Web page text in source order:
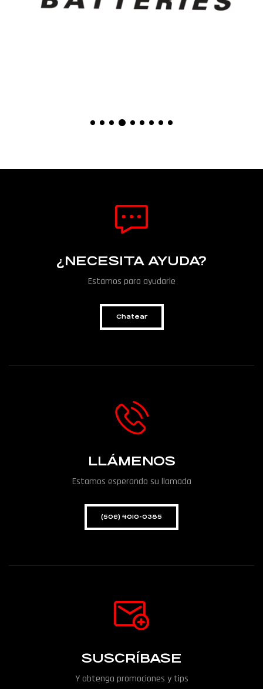
¿NECESITA AYUDA?
Estamos para ayudarle
Chatear
LLÁMENOS
Estamos esperando su llamada
(506) 4010-0385
SUSCRÍBASE
Y obtenga promociones y tips